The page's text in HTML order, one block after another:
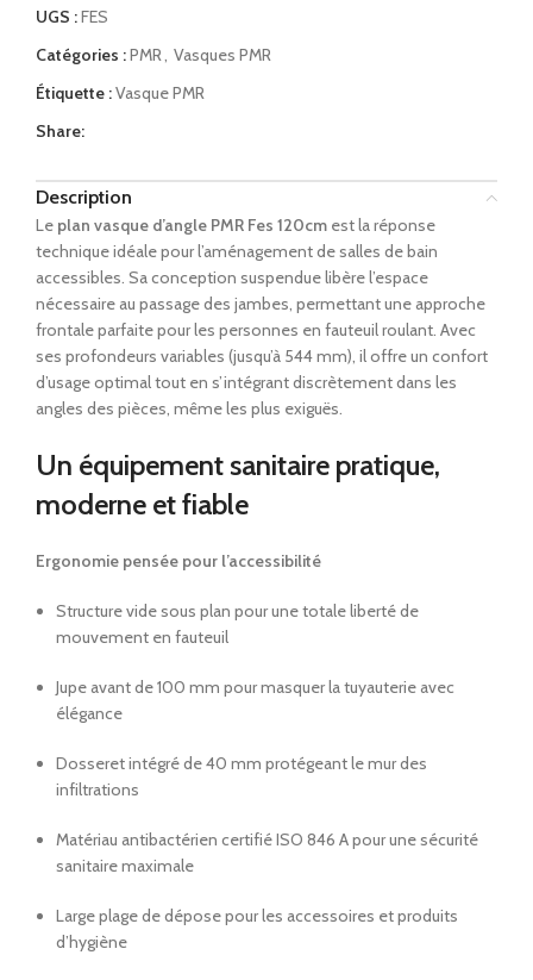
UGS :FES
Catégories :PMR, Vasques PMR
Étiquette :Vasque PMR
Share:
Description
Le plan vasque d’angle PMR Fes 120cm est la réponse
technique idéale pour l’aménagement de salles de bain
accessibles. Sa conception suspendue libère l’espace
nécessaire au passage des jambes, permettant une approche
frontale parfaite pour les personnes en fauteuil roulant. Avec
ses profondeurs variables (jusqu’à 544 mm), il offre un confort
d’usage optimal tout en s’intégrant discrètement dans les
angles des pièces, même les plus exiguës.
Un équipement sanitaire pratique,
moderne et fiable
Ergonomie pensée pour l’accessibilité
Structure vide sous plan pour une totale liberté de
mouvement en fauteuil
Jupe avant de 100 mm pour masquer la tuyauterie avec
élégance
Dosseret intégré de 40 mm protégeant le mur des
infiltrations
Matériau antibactérien certifié ISO 846 A pour une sécurité
sanitaire maximale
Large plage de dépose pour les accessoires et produits
d’hygiène